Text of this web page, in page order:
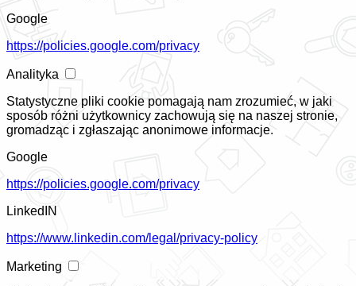
Google
https://policies.google.com/privacy
Analityka
Statystyczne pliki cookie pomagają nam zrozumieć, w jaki
sposób różni użytkownicy zachowują się na naszej stronie,
gromadząc i zgłaszając anonimowe informacje.
Google
https://policies.google.com/privacy
LinkedIN
https://www.linkedin.com/legal/privacy-policy
Marketing